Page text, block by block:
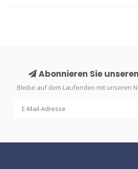
Abonnieren Sie
Bleibe auf dem Laufenden mit unseren